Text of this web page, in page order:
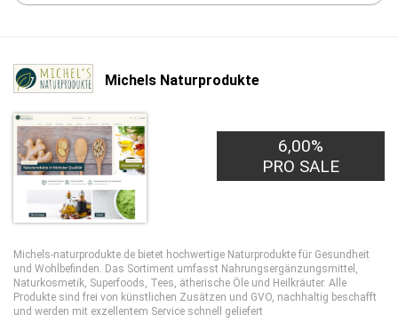
Michels Naturprodukte
6,00%
PRO SALE
Michels-naturprodukte.de bietet hochwertige Naturprodukte für Gesundheit
und Wohlbefinden. Das Sortiment umfasst Nahrungsergänzungsmittel,
Naturkosmetik, Superfoods, Tees, ätherische Öle und Heilkräuter. Alle
Produkte sind frei von künstlichen Zusätzen und GVO, nachhaltig beschafft
und werden mit exzellentem Service schnell geliefert